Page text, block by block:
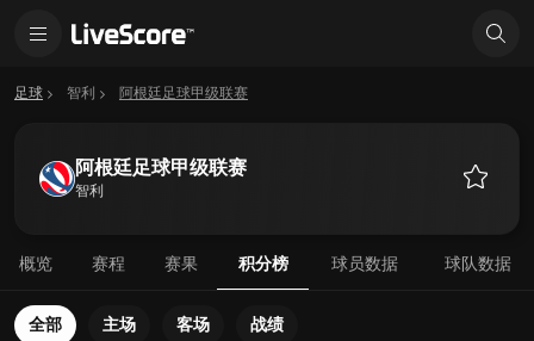
足球 智利 阿根廷足球甲级联赛
阿根廷足球甲级联赛
智利
概览 赛程 赛果 积分榜 球员数据 球队数据
全部 主场 客场 战绩